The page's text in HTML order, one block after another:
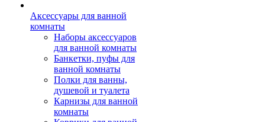
Аксессуары для ванной
комнаты
Наборы аксессуаров
для ванной комнаты
Банкетки, пуфы для
ванной комнаты
Полки для ванны,
душевой и туалета
Карнизы для ванной
комнаты